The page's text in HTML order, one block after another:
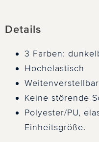
Details
3 Farben:
Hochelastisch
Weitenverstellbar
Keine störende
Polyester/PU,
Einheitsgröße.